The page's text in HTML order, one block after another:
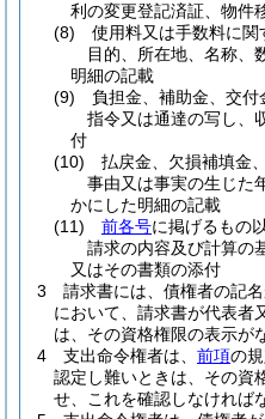
利の変更登記済証、物件
(8)
使用料又は手数料に関
目的、所在地、名称、
明細の記載
(9)
負担金、補助金、交
指令又は通達の写し、
付
(10)
払戻金、欠損補填金
事由又は事実の生じた
かにした明細の記載
(11)
前各号に掲げるもの
請求の内容及び計算の
又はその書類の添付
3
請求書には、債権者の記
において、請求書が代表者
は、その資格権限の表示が
4
支出命令権者は、 前項の
認定し難いときは、その資
せ、これを確認しなければ